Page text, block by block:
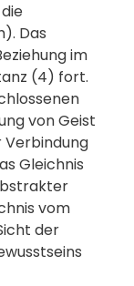
Das
im
(4) fort.
von Geist
Verbindung
Gleichnis
vom
der